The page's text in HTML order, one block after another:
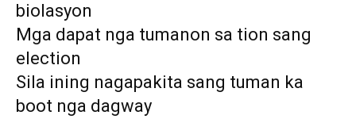
biolasyon
Mga dapat nga tumanon sa tion sang
election
Sila ining nagapakita sang tuman ka
boot nga dagway